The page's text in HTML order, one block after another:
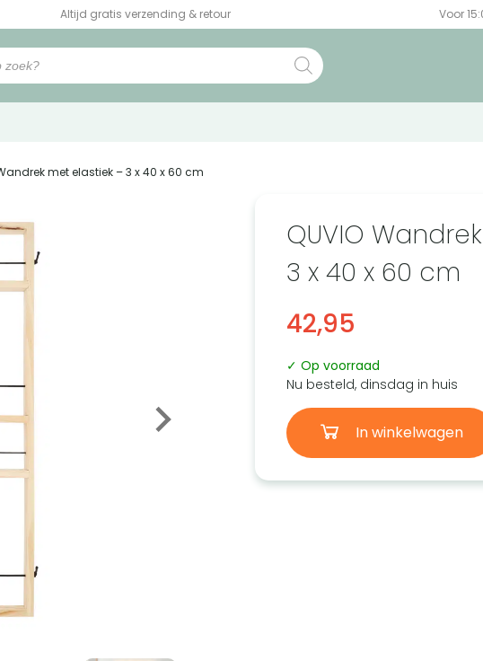
Altijd gratis verzending & retour Voor
met elastiek – 3 x 40 x 60 cm
QUVIO
3 x 40 x 60 cm
42,95
✓ Op voorraad
Nu besteld, dinsdag in huis
In winkelwagen